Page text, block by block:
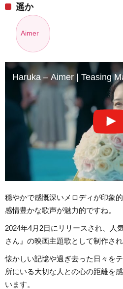
遥か
Aimer
Haruka – Aimer | Teasing
穏やかで感慨深いメロディが印象
感情豊かな歌声が魅力的ですね。
2024年4月2日にリリースされ、人
さん』の映画主題歌として制作され
懐かしい記憶や過ぎ去った日々を
所にいる大切な人との心の距離を
います。